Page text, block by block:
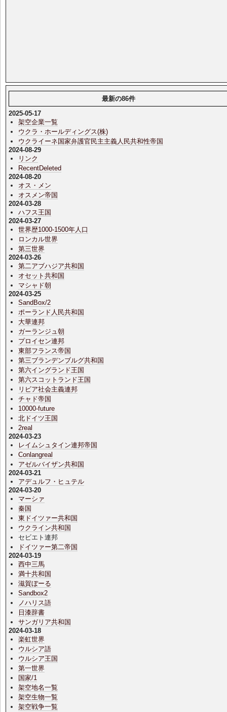
最新の86件
2025-05-17
架空企業一覧
ウクラ・ホールディングス(株)
ウクライーネ国家弁護官民主主義人民共和性帝国
2024-08-29
リンク
RecentDeleted
2024-08-20
オス・メン
オスメン帝国
2024-03-28
ハフス王国
2024-03-27
世界歴1000-1500年人口
ロンカル世界
第三世界
2024-03-26
第二アブハジア共和国
オセット共和国
マシャド朝
2024-03-25
SandBox/2
ポーランド人民共和国
大華連邦
ガーランジュ朝
プロイセン連邦
東部フランス帝国
第三ブランデンブルグ共和国
第六イングランド王国
第六スコットランド王国
リビア社会主義連邦
チャド帝国
10000-future
北ドイツ王国
2real
2024-03-23
レイムシュタイン連邦帝国
Conlangreal
アゼルバイザン共和国
2024-03-21
アデュルフ・ヒュテル
2024-03-20
マーシァ
秦国
東ドイツァー共和国
ウクライン共和国
セビエト連邦
ドイツァー第二帝国
2024-03-19
西中三馬
満十共和国
滋賀ぼーる
Sandbox2
ノハリス語
日漆辞書
サンガリア共和国
2024-03-18
楽虹世界
ウルシア語
ウルシア王国
第一世界
国家/1
架空地名一覧
架空生物一覧
架空戦争一覧